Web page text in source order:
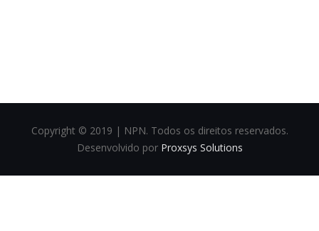
Copyright © 2019 | NPN. Todos os direitos reservados.
Desenvolvido por Proxsys Solutions